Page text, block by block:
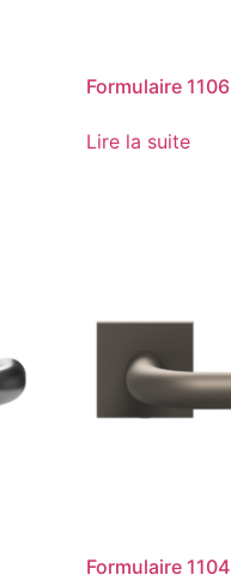
Formulaire 1106
Lire la suite
Formulaire 1104